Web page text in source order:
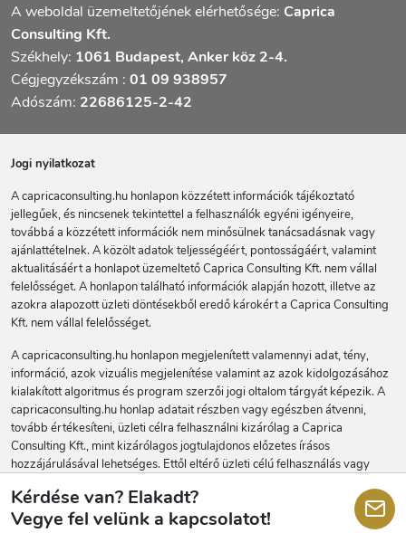
A weboldal üzemeltetőjének elérhetősége: Caprica
Consulting Kft.
Székhely: 1061 Budapest, Anker köz 2-4.
Cégjegyzékszám : 01 09 938957
Adószám: 22686125-2-42
Jogi nyilatkozat
A capricaconsulting.hu honlapon közzétett információk tájékoztató
jellegűek, és nincsenek tekintettel a felhasználók egyéni igényeire,
továbbá a közzétett információk nem minősülnek tanácsadásnak vagy
ajánlattételnek. A közölt adatok teljességéért, pontosságáért, valamint
aktualitásáért a honlapot üzemeltető Caprica Consulting Kft. nem vállal
felelősséget. A honlapon található információk alapján hozott, illetve az
azokra alapozott üzleti döntésekből eredő károkért a Caprica Consulting
Kft. nem vállal felelősséget.
A capricaconsulting.hu honlapon megjelenített valamennyi adat, tény,
információ, azok vizuális megjelenítése valamint az azok kidolgozásához
kialakított algoritmus és program szerzői jogi oltalom tárgyát képezik. A
capricaconsulting.hu honlap adatait részben vagy egészben átvenni,
tovább értékesíteni, üzleti célra felhasználni kizárólag a Caprica
Consulting Kft., mint kizárólagos jogtulajdonos előzetes írásos
hozzájárulásával lehetséges. Ettől eltérő üzleti célú felhasználás vagy
vonhat maga után.
Kérdése van? Elakadt?
Vegye fel velünk a kapcsolatot!